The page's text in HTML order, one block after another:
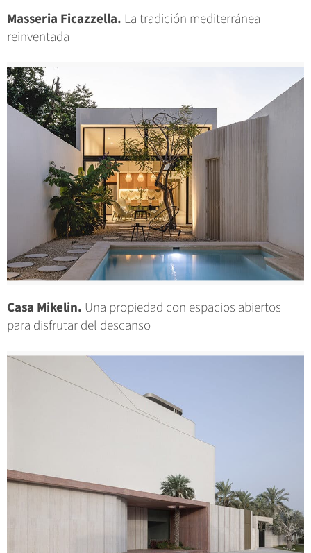
Masseria Ficazzella. La tradición mediterránea
reinventada
Casa Mikelin. Una propiedad con espacios abiertos
para disfrutar del descanso